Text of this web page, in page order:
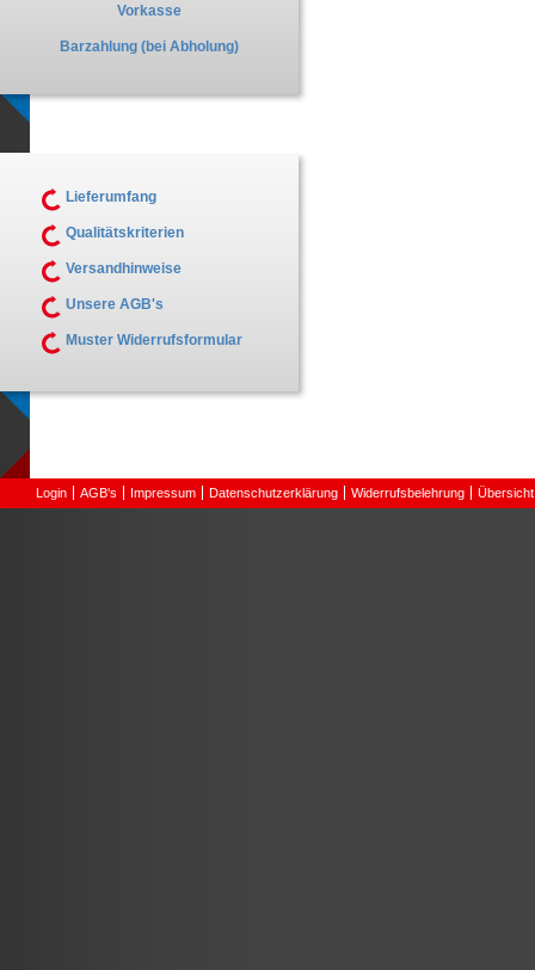
Vorkasse
Barzahlung (bei Abholung)
Lieferumfang
Qualitätskriterien
Versandhinweise
Unsere AGB's
Muster Widerrufsformular
Login AGB's Impressum Datenschutzerklärung Widerrufsbelehrung